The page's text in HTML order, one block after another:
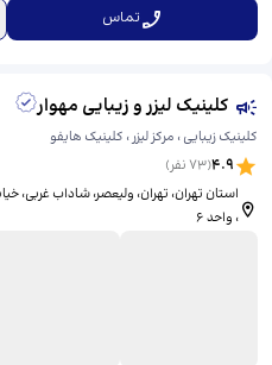
تماس
کلینیک لیزر و زیبایی مهوار
کلینیک زیبایی ، مرکز لیزر ، کلینیک هایفو
4.9
(
73 نفر)
، واحد ۶